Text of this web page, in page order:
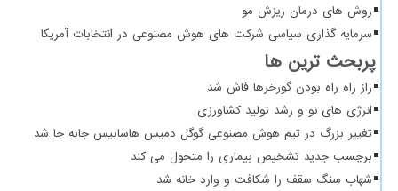
روش های درمان ریزش مو
سرمایه گذاری سیاسی شرکت های هوش مصنوعی در انتخابات آمریکا
پربحث ترین ها
راز راه راه بودن گورخرها فاش شد
انرژی های نو و رشد تولید کشاورزی
تغییر بزرگ در تیم هوش مصنوعی گوگل دمیس هاسابیس جابه جا شد
برچسب جدید تشخیص بیماری را متحول می کند
شهاب سنگ سقف را شکافت و وارد خانه شد